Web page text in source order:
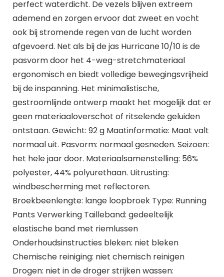
perfect waterdicht. De vezels blijven extreem
ademend en zorgen ervoor dat zweet en vocht
ook bij stromende regen van de lucht worden
afgevoerd. Net als bij de jas Hurricane 10/10 is de
pasvorm door het 4-weg-stretchmateriaal
ergonomisch en biedt volledige bewegingsvrijheid
bij de inspanning. Het minimalistische,
gestroomlijnde ontwerp maakt het mogelijk dat er
geen materiaaloverschot of ritselende geluiden
ontstaan. Gewicht: 92 g Maatinformatie: Maat valt
normaal uit. Pasvorm: normaal gesneden. Seizoen:
het hele jaar door. Materiaalsamenstelling: 56%
polyester, 44% polyurethaan. Uitrusting:
windbescherming met reflectoren.
Broekbeenlengte: lange loopbroek Type: Running
Pants Verwerking Tailleband: gedeeltelijk
elastische band met riemlussen
Onderhoudsinstructies bleken: niet bleken
Chemische reiniging: niet chemisch reinigen
Drogen: niet in de droger strijken wassen: